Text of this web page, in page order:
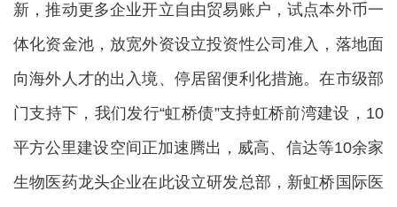
新，推动更多企业开立自由贸易账户，试点本外币一
体化资金池，放宽外资设立投资性公司准入，落地面
向海外人才的出入境、停居留便利化措施。在市级部
门支持下，我们发行“虹桥债”支持虹桥前湾建设，10
平方公里建设空间正加速腾出，威高、信达等10余家
生物医药龙头企业在此设立研发总部，新虹桥国际医